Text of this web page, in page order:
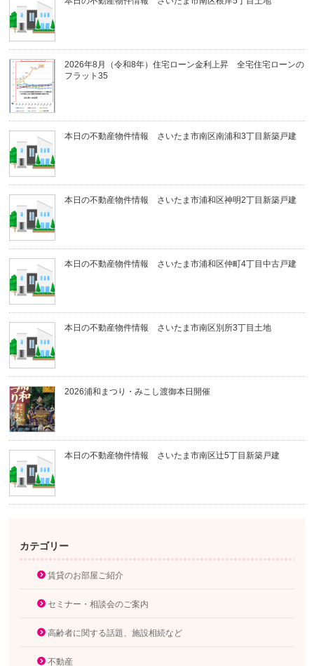
2026年8月（令和8年）住宅ローン金利上昇 全宅住宅ローンの
フラット35
本日の不動産物件情報 さいたま市南区南浦和3丁目新築戸建
本日の不動産物件情報 さいたま市浦和区神明2丁目新築戸建
本日の不動産物件情報 さいたま市浦和区仲町4丁目中古戸建
本日の不動産物件情報 さいたま市南区別所3丁目土地
2026浦和まつり・みこし渡御本日開催
本日の不動産物件情報 さいたま市南区辻5丁目新築戸建
カテゴリー
賃貸のお部屋ご紹介
セミナー・相談会のご案内
高齢者に関する話題、施設相続など
不動産